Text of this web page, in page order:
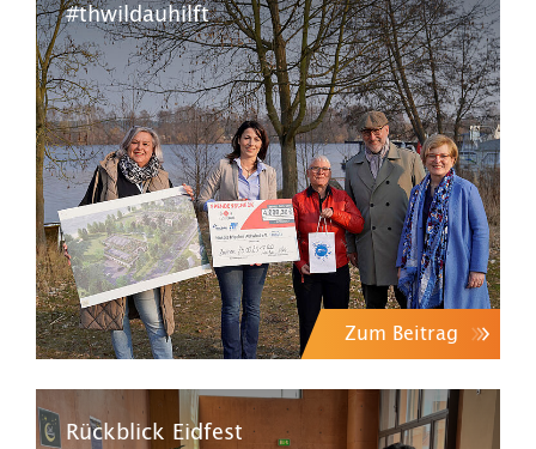
#thwildauhilft
Zum Beitrag
Rückblick Eidfest